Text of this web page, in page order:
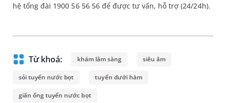
hệ tổng đài 1900 56 56 56 để được tư vấn, hỗ trợ (24/24h).
Từ khoá: khám lâm sàng siêu âm
sỏi tuyến nước bọt tuyến dưới hàm
giãn ống tuyến nước bọt